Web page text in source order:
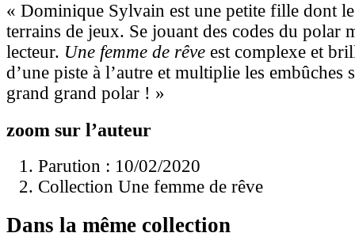
« Dominique Sylvain est une petite fille dont
terrains de jeux. Se jouant des codes du polar
lecteur. Une femme de rêve est complexe et
d’une piste à l’autre et multiplie les embûches
grand grand polar ! »
zoom sur l’auteur
Parution : 10/02/2020
Collection Une femme de rêve
Dans la même collection